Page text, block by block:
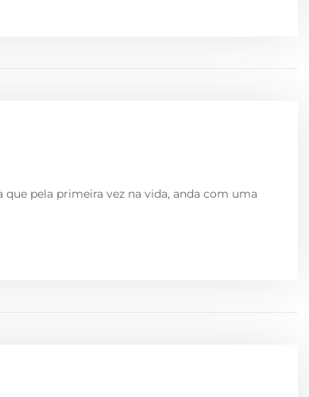
pela primeira vez na vida, anda com uma